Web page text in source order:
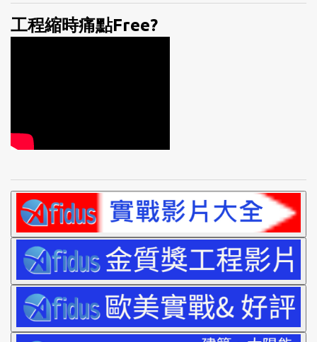
工程縮時痛點Free?